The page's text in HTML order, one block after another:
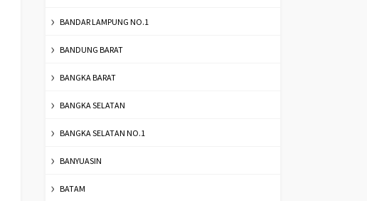
BANDAR LAMPUNG NO.1
BANDUNG BARAT
BANGKA BARAT
BANGKA SELATAN
BANGKA SELATAN NO.1
BANYUASIN
BATAM